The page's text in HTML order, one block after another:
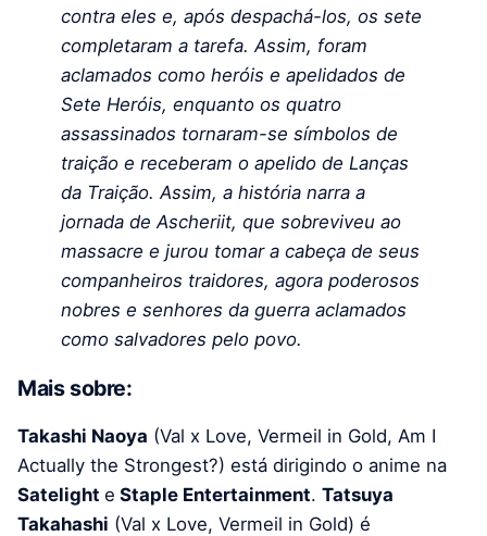
contra eles e, após despachá-los, os sete
completaram a tarefa. Assim, foram
aclamados como heróis e apelidados de
Sete Heróis, enquanto os quatro
assassinados tornaram-se símbolos de
traição e receberam o apelido de Lanças
da Traição. Assim, a história narra a
jornada de Ascheriit, que sobreviveu ao
massacre e jurou tomar a cabeça de seus
companheiros traidores, agora poderosos
nobres e senhores da guerra aclamados
como salvadores pelo povo.
Mais sobre:
Takashi Naoya (Val x Love, Vermeil in Gold, Am I
Actually the Strongest?) está dirigindo o anime na
Satelight e Staple Entertainment. Tatsuya
Takahashi (Val x Love, Vermeil in Gold) é